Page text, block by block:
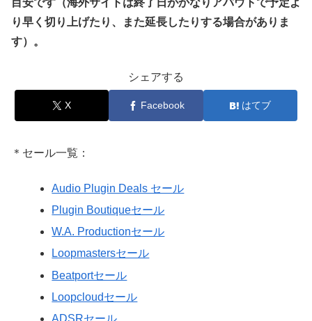
目安です（海外サイトは終了日がかなりアバウトで予定よ
り早く切り上げたり、また延長したりする場合がありま
す）。
シェアする
X Facebook はてブ
＊セール一覧：
Audio Plugin Deals セール
Plugin Boutiqueセール
W.A. Productionセール
Loopmastersセール
Beatportセール
Loopcloudセール
ADSRセール